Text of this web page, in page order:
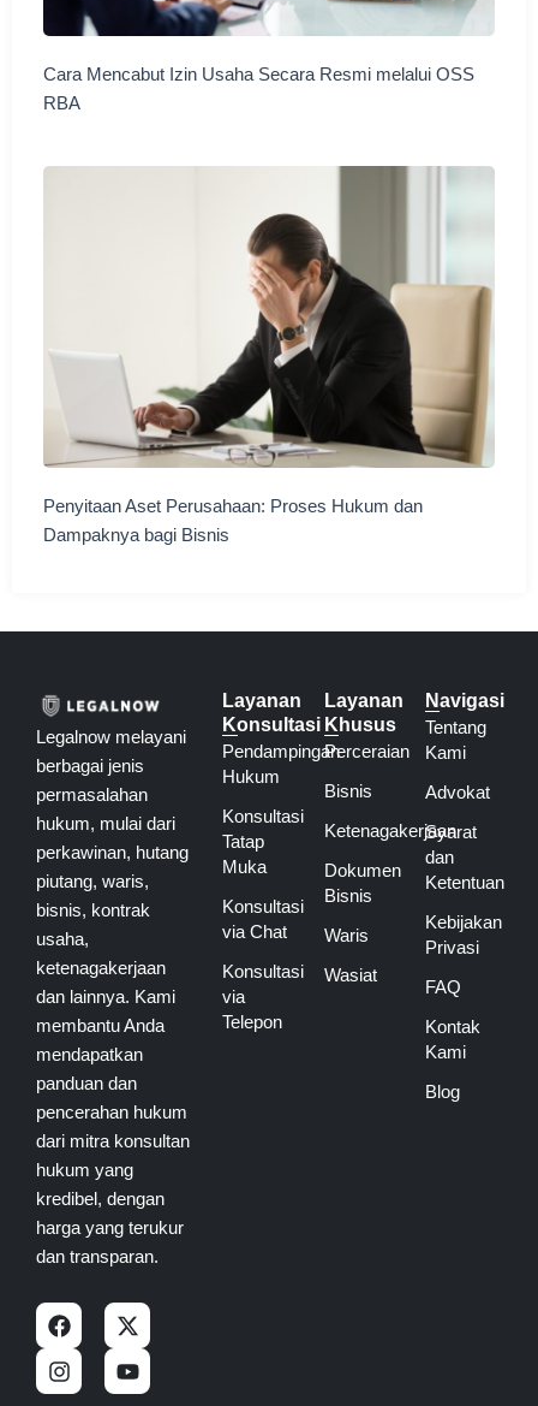
Cara Mencabut Izin Usaha Secara Resmi melalui OSS
RBA
Penyitaan Aset Perusahaan: Proses Hukum dan
Dampaknya bagi Bisnis
Legalnow melayani
berbagai jenis
permasalahan
hukum, mulai dari
perkawinan, hutang
piutang, waris,
bisnis, kontrak
usaha,
ketenagakerjaan
dan lainnya. Kami
membantu Anda
mendapatkan
panduan dan
pencerahan hukum
dari mitra konsultan
hukum yang
kredibel, dengan
harga yang terukur
dan transparan.
F
a
c
e
X
-
t
w
I
n
s
t
Y
o
u
t
Layanan
Konsultasi
Pendampingan
Hukum
Konsultasi
Tatap
Muka
Konsultasi
via Chat
Konsultasi
via
Telepon
Layanan
Khusus
Perceraian
Bisnis
Ketenagakerjaan
Dokumen
Bisnis
Waris
Wasiat
Navigasi
Tentang
Kami
Advokat
Syarat
dan
Ketentuan
Kebijakan
Privasi
FAQ
Kontak
Kami
Blog